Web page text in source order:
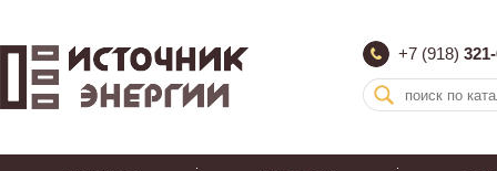
+7 (918)